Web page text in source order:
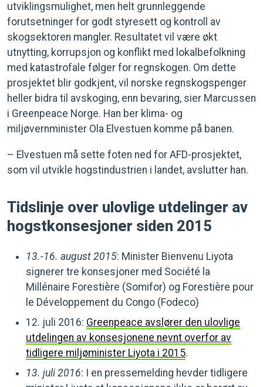
utviklingsmulighet, men helt grunnleggende
forutsetninger for godt styresett og kontroll av
skogsektoren mangler. Resultatet vil være økt
utnytting, korrupsjon og konflikt med lokalbefolkning
med katastrofale følger for regnskogen. Om dette
prosjektet blir godkjent, vil norske regnskogspenger
heller bidra til avskoging, enn bevaring, sier Marcussen
i Greenpeace Norge. Han ber klima- og
miljøvernminister Ola Elvestuen komme på banen.
– Elvestuen må sette foten ned for AFD-prosjektet,
som vil utvikle hogstindustrien i landet, avslutter han.
Tidslinje over ulovlige utdelinger av
hogstkonsesjoner siden 2015
13.-16. august 2015: Minister Bienvenu Liyota
signerer tre konsesjoner med Société la
Millénaire Forestière (Somifor) og Forestière pour
le Développement du Congo (Fodeco)
12. juli 2016: Greenpeace avslører den ulovlige
utdelingen av konsesjonene nevnt overfor av
tidligere miljøminister Liyota i 2015.
13. juli 2016: I en pressemelding hevder tidligere